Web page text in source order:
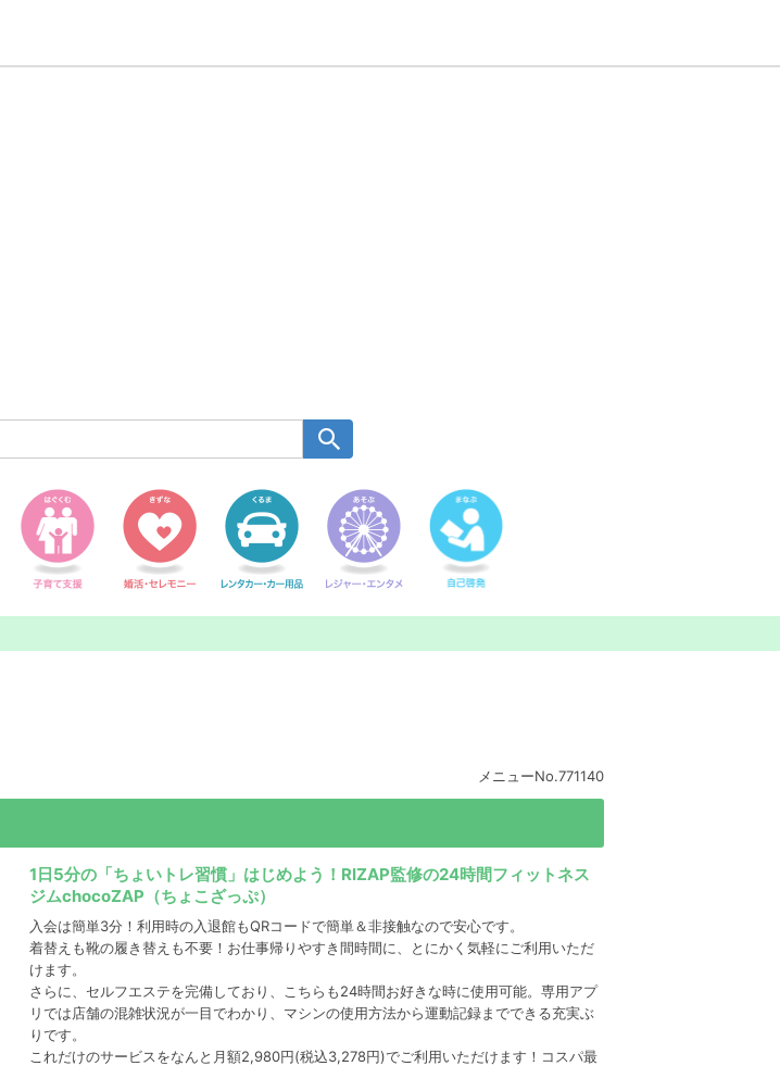
メニューNo.771140
1日5分の「ちょいトレ習慣」はじめよう！RIZAP監修の24時間フィットネス
ジムchocoZAP（ちょこざっぷ）
入会は簡単3分！利用時の入退館もQRコードで簡単＆非接触なので安心です。
着替えも靴の履き替えも不要！お仕事帰りやすき間時間に、とにかく気軽にご利用いただ
けます。
さらに、セルフエステを完備しており、こちらも24時間お好きな時に使用可能。専用アプ
リでは店舗の混雑状況が一目でわかり、マシンの使用方法から運動記録までできる充実ぶ
りです。
これだけのサービスをなんと月額2,980円(税込3,278円)でご利用いただけます！コスパ最